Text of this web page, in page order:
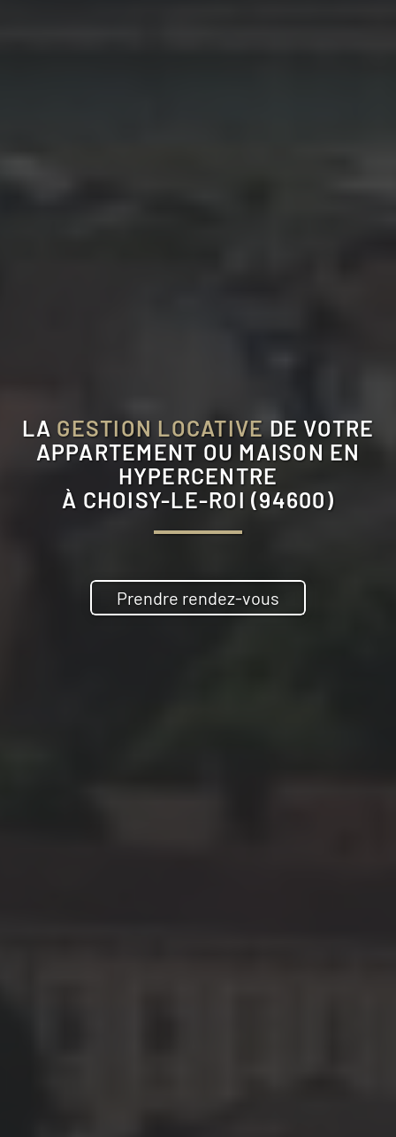
LA GESTION LOCATIVE DE VOTRE
APPARTEMENT OU MAISON EN
HYPERCENTRE
À CHOISY-LE-ROI (94600)
Prendre rendez-vous